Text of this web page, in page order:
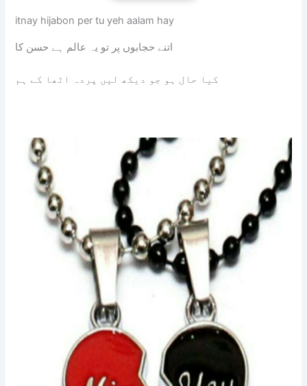
itnay hijabon per tu yeh aalam hay
اتنے حجابوں پر تو یہ عالم ہے حسن کا
کیا حال ہو جو دیکھ لیں پردہ اٹھا کے ہم